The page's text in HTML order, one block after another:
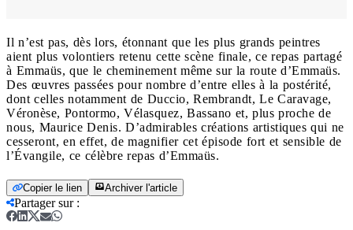
Il n’est pas, dès lors, étonnant que les plus grands peintres
aient plus volontiers retenu cette scène finale, ce repas partagé
à Emmaüs, que le cheminement même sur la route d’Emmaüs.
Des œuvres passées pour nombre d’entre elles à la postérité,
dont celles notamment de Duccio, Rembrandt, Le Caravage,
Véronèse, Pontormo, Vélasquez, Bassano et, plus proche de
nous, Maurice Denis. D’admirables créations artistiques qui ne
cesseront, en effet, de magnifier cet épisode fort et sensible de
l’Évangile, ce célèbre repas d’Emmaüs.
Copier le lien Archiver l'article
Partager sur: